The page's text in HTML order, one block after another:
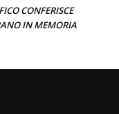
CONFERISCE
IN MEMORIA